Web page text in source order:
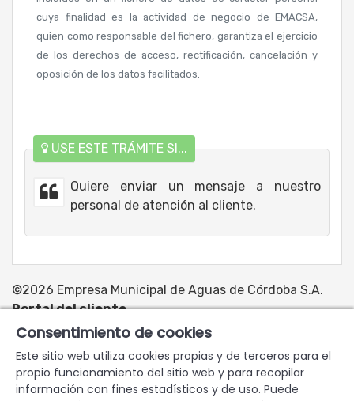
cuya finalidad es la actividad de negocio de EMACSA,
quien como responsable del fichero, garantiza el ejercicio
de los derechos de acceso, rectificación, cancelación y
oposición de los datos facilitados.
USE ESTE TRÁMITE SI...
Quiere enviar un mensaje a nuestro
personal de atención al cliente.
©2026 Empresa Municipal de Aguas de Córdoba S.A.
Portal del cliente
Preguntas frecuentes
Mapa del sitio
Consentimiento de cookies
Este sitio web utiliza cookies propias y de terceros para el
propio funcionamiento del sitio web y para recopilar
información con fines estadísticos y de uso. Puede